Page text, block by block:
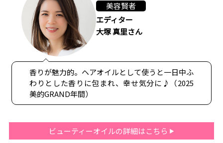
美容賢者
エディター
大塚 真里さん
香りが魅力的。ヘアオイルとして使うと一日中ふ
わりとした香りに包まれ、幸せ気分に♪（2025
美的GRAND年間）
ビューティーオイルの詳細はこちら